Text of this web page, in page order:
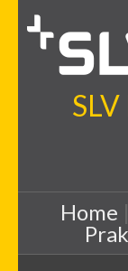
Home |